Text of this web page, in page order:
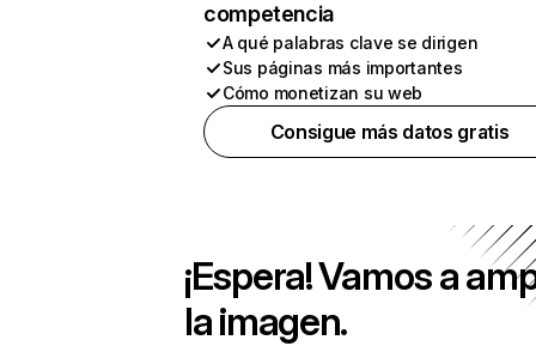
competencia
A qué palabras clave se dirigen
Sus páginas más importantes
Cómo monetizan su web
Consigue más datos gratis
¡Espera! Vamos a
la imagen.